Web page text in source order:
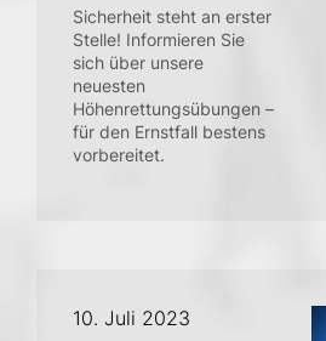
Sicherheit steht an erster
Stelle! Informieren Sie
sich über unsere
neuesten
Höhenrettungsübungen –
für den Ernstfall bestens
vorbereitet.
10. Juli 2023